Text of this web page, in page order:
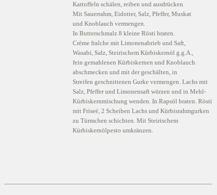
Kartoffeln schälen, reiben und ausdrücken.
Mit Sauerrahm, Eidotter, Salz, Pfeffer, Muskat
und Knoblauch vermengen.
In Butterschmalz 8 kleine Rösti braten.
Crème fraîche mit Limonenabrieb und Saft,
Wasabi, Salz, Steirischem Kürbiskernöl g.g.A.,
fein gemahlenen Kürbiskernen und Knoblauch
abschmecken und mit der geschälten, in
Streifen geschnittenen Gurke vermengen. Lachs mit
Salz, Pfeffer und Limonensaft würzen und in Mehl-
Kürbiskernmischung wenden. In Rapsöl braten. Rösti
mit Friseé, 2 Scheiben Lachs und Kürbisrahmgurken
zu Türmchen schichten. Mit Steirischem
Kürbiskernölpesto umkränzen.